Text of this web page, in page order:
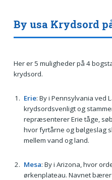
By usa Krydsord
Her er 5 muligheder på 4
krydsord.
Erie: By i Pennsylvania ved
krydsordsvenligt og
repræsenterer Erie tåge,
hvor fyrtårne og bølgeslag
mellem vand og land.
Mesa: By i Arizona, hvor
ørkenplateau. Navnet